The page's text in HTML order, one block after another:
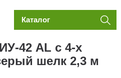
Каталог
42 AL с 4-х
шелк 2,3 м